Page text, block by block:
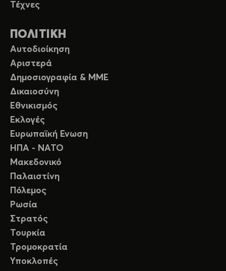
Τέχνες
ΠΟΛΙΤΙΚΗ
Αυτοδιοίκηση
Αριστερά
Δημοσιογραφία & ΜΜΕ
Δικαιοσύνη
Εθνικισμός
Εκλογές
Ευρωπαϊκή Ενωση
ΗΠΑ - ΝΑΤΟ
Μακεδονικό
Παλαιστίνη
Πόλεμος
Ρωσία
Στρατός
Τουρκία
Τρομοκρατία
Υποκλοπές